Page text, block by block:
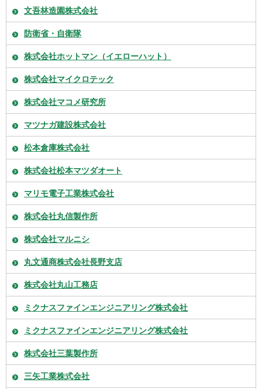
文吾林造園株式会社
防衛省・自衛隊
株式会社ホットマン（イエローハット）
株式会社マイクロテック
株式会社マコメ研究所
マツナガ建設株式会社
松本倉庫株式会社
株式会社松本マツダオート
マリモ電子工業株式会社
株式会社丸信製作所
株式会社マルニシ
丸文通商株式会社長野支店
株式会社丸山工務店
ミクナスファインエンジニアリング株式会社
ミクナスファインエンジニアリング株式会社
株式会社三葉製作所
三矢工業株式会社